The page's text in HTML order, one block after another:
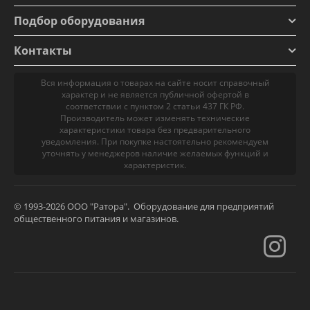
Подбор оборудования
Контакты
Вся информация о товарах на сайте носит справочный
характер и не является публичной офертой в
соответствии с пунктом 2 статьи 437 ГК РФ.
Производитель может изменять технические
характеристики товара без предварительного
уведомления. При покупке настоятельно рекомендуем
уточнять у менеджеров наличие желаемых функций и
характеристик.
© 1993-2026 ООО "Ратора". Оборудование для предприятий
общественного питания и магазинов.